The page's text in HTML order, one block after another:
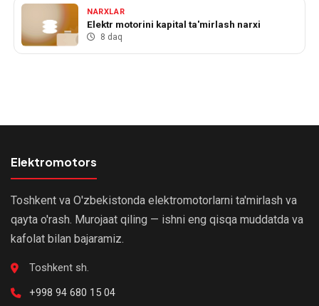
NARXLAR
Elektr motorini kapital ta'mirlash narxi
8 daq
Elektromotors
Toshkent va O'zbekistonda elektromotorlarni ta'mirlash va
qayta o'rash. Murojaat qiling — ishni eng qisqa muddatda va
kafolat bilan bajaramiz.
Toshkent sh.
+998 94 680 15 04